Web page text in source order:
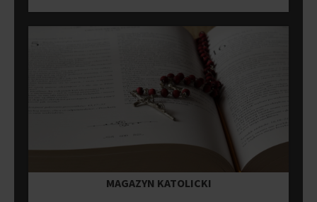
MAGAZYN KATOLICKI